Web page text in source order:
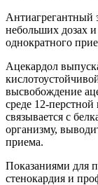
Антиагрегантный
небольших дозах
однократного
Ацекардол
высвобождение
среде 12-
связывается с
организму,
приема.
Показаниями для
стенокардия и